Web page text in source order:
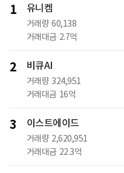
1 유니켐
거래량 60,138
거래대금 2.7억
2 비큐AI
거래량 324,951
거래대금 16억
3 이스트에이드
거래량 2,620,951
거래대금 22.3억